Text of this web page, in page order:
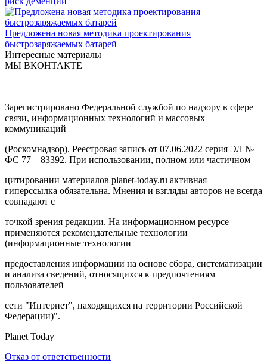
Предложена новая методика проектирования
быстрозаряжаемых батарей
Интересные материалы
МЫ ВКОНТАКТЕ
Зарегистрировано Федеральной службой по надзору в сфере
связи, информационных технологий и массовых
коммуникаций
(Роскомнадзор). Реестровая запись от 07.06.2022 серия ЭЛ №
ФС 77 – 83392. При использовании, полном или частичном
цитировании материалов planet-today.ru активная
гиперссылка обязательна. Мнения и взгляды авторов не всегда
совпадают с
точкой зрения редакции. На информационном ресурсе
применяются рекомендательные технологии
(информационные технологии
предоставления информации на основе сбора, систематизации
и анализа сведений, относящихся к предпочтениям
пользователей
сети "Интернет", находящихся на территории Российской
Федерации)".
Planet Today
Отказ от ответственности